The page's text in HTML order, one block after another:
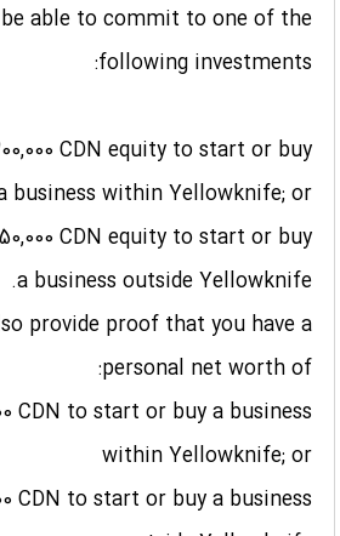
able to commit to one of the
following investments:
CDN equity to start or buy
business within Yellowknife; or
CDN equity to start or buy
a business outside Yellowknife.
provide proof that you have a
personal net worth of:
CDN to start or buy a business
within Yellowknife; or
CDN to start or buy a business